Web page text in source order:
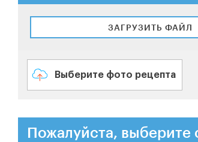
ЗАГРУЗИТЬ ФАЙЛ
Выберите фото рецепта
Пожалуйста, выберите